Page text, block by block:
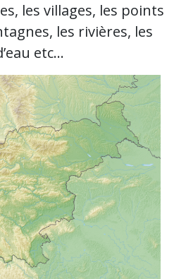
les villages, les points
les rivières, les
etc…